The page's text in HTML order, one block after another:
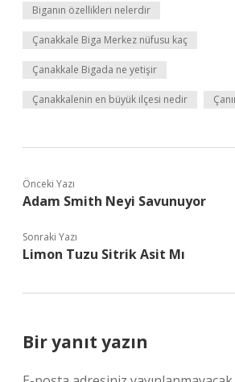
Biganın özellikleri nelerdir
Çanakkale Biga Merkez nüfusu kaç
Çanakkale Bigada ne yetişir
Çanakkalenin en büyük ilçesi nedir
Önceki Yazı
Adam Smith Neyi Savunuyor
Sonraki Yazı
Limon Tuzu Sitrik Asit Mı
Bir yanıt yazın